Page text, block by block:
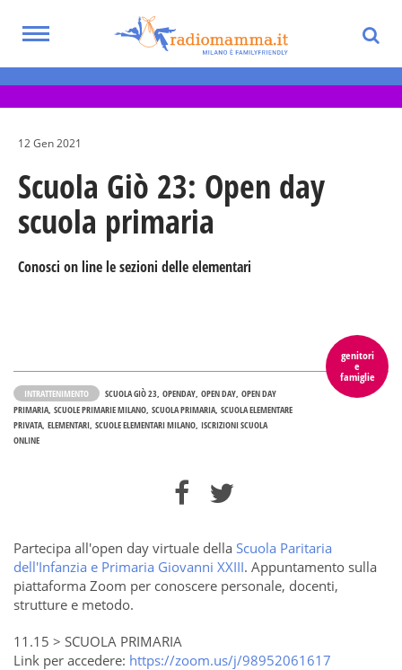
main
Toggle
Eventi per bambini, ragazzi e adolescenti
nella Città Metropolitana di Milano
12 Gen 2021
Scuola Giò 23: Open day
scuola primaria
Conosci on line le sezioni delle elementari
genitori
e
famiglie
INTRATTENIMENTO SCUOLA GIÒ 23 OPENDAY OPEN DAY OPEN DAY
PRIMARIA SCUOLE PRIMARIE MILANO SCUOLA PRIMARIA SCUOLA ELEMENTARE
PRIVATA ELEMENTARI SCUOLE ELEMENTARI MILANO ISCRIZIONI SCUOLA
ONLINE
Partecipa all'open day virtuale della Scuola Paritaria
dell'Infanzia e Primaria Giovanni XXIII. Appuntamento sulla
piattaforma Zoom per conoscere personale, docenti,
strutture e metodo.
11.15 > SCUOLA PRIMARIA
Link per accedere: https://zoom.us/j/98952061617